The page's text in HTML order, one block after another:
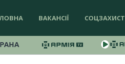
ВАКАНСІЇ СОЦЗАХИСТ